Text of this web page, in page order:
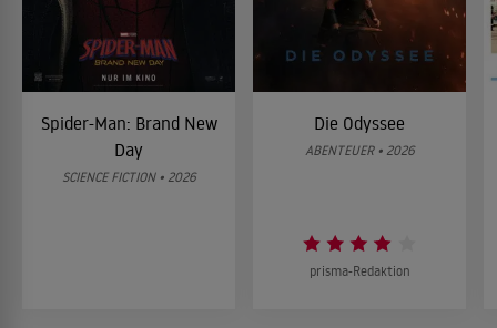
Spider-Man: Brand New
Day
SCIENCE FICTION • 2026
Die Odyssee
ABENTEUER • 2026
prisma-Redaktion